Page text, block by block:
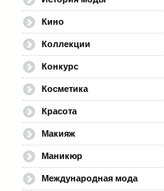
Кино
Коллекции
Конкурс
Косметика
Красота
Макияж
Маникюр
Международная мода